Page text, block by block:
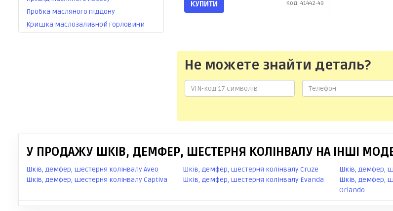
Пробка масляного піддону
Кришка маслозаливной горловини
КУПИТИ Код: 41442-49
Не можете знайти деталь?
У ПРОДАЖУ ШКІВ, ДЕМФЕР, ШЕСТЕРНЯ КОЛІНВАЛУ НА ІНШІ
Шків, демфер, шестерня колінвалу Aveo
Шків, демфер, шестерня колінвалу Captiva
Шків, демфер, шестерня колінвалу Cruze
Шків, демфер, шестерня колінвалу Evanda
Шків, демфер,
Шків, демфер,
Orlando